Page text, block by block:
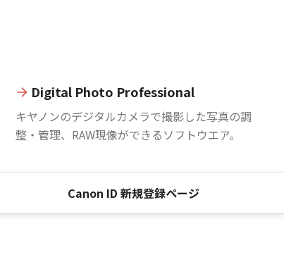
Digital Photo Professional
キヤノンのデジタルカメラで撮影した写真の調
整・管理、RAW現像ができるソフトウエア。
Canon ID 新規登録ページ